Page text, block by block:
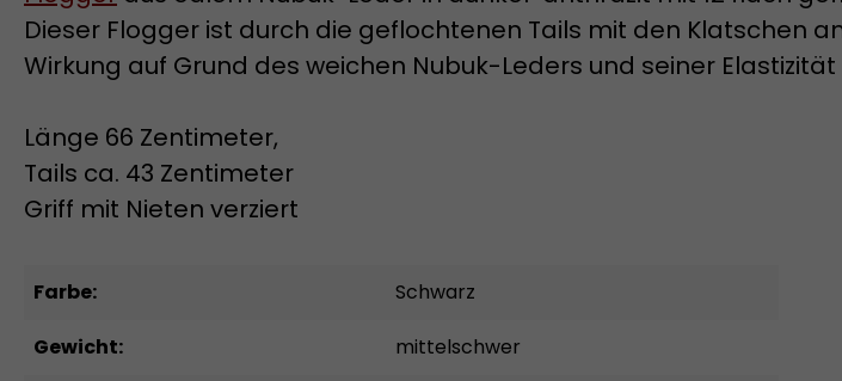
Dieser Flogger ist durch die geflochtenen Tails mit den Klatschen
Wirkung auf Grund des weichen Nubuk-Leders und seiner
Länge 66 Zentimeter,
Tails ca. 43 Zentimeter
Griff mit Nieten verziert
Farbe:
Schwarz
Gewicht:
mittelschwer